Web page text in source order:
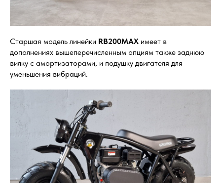
Старшая модель линейки RB200MAX имеет в
дополнениях вышеперечисленным опциям также заднюю
вилку с амортизаторами, и подушку двигателя для
уменьшения вибраций.